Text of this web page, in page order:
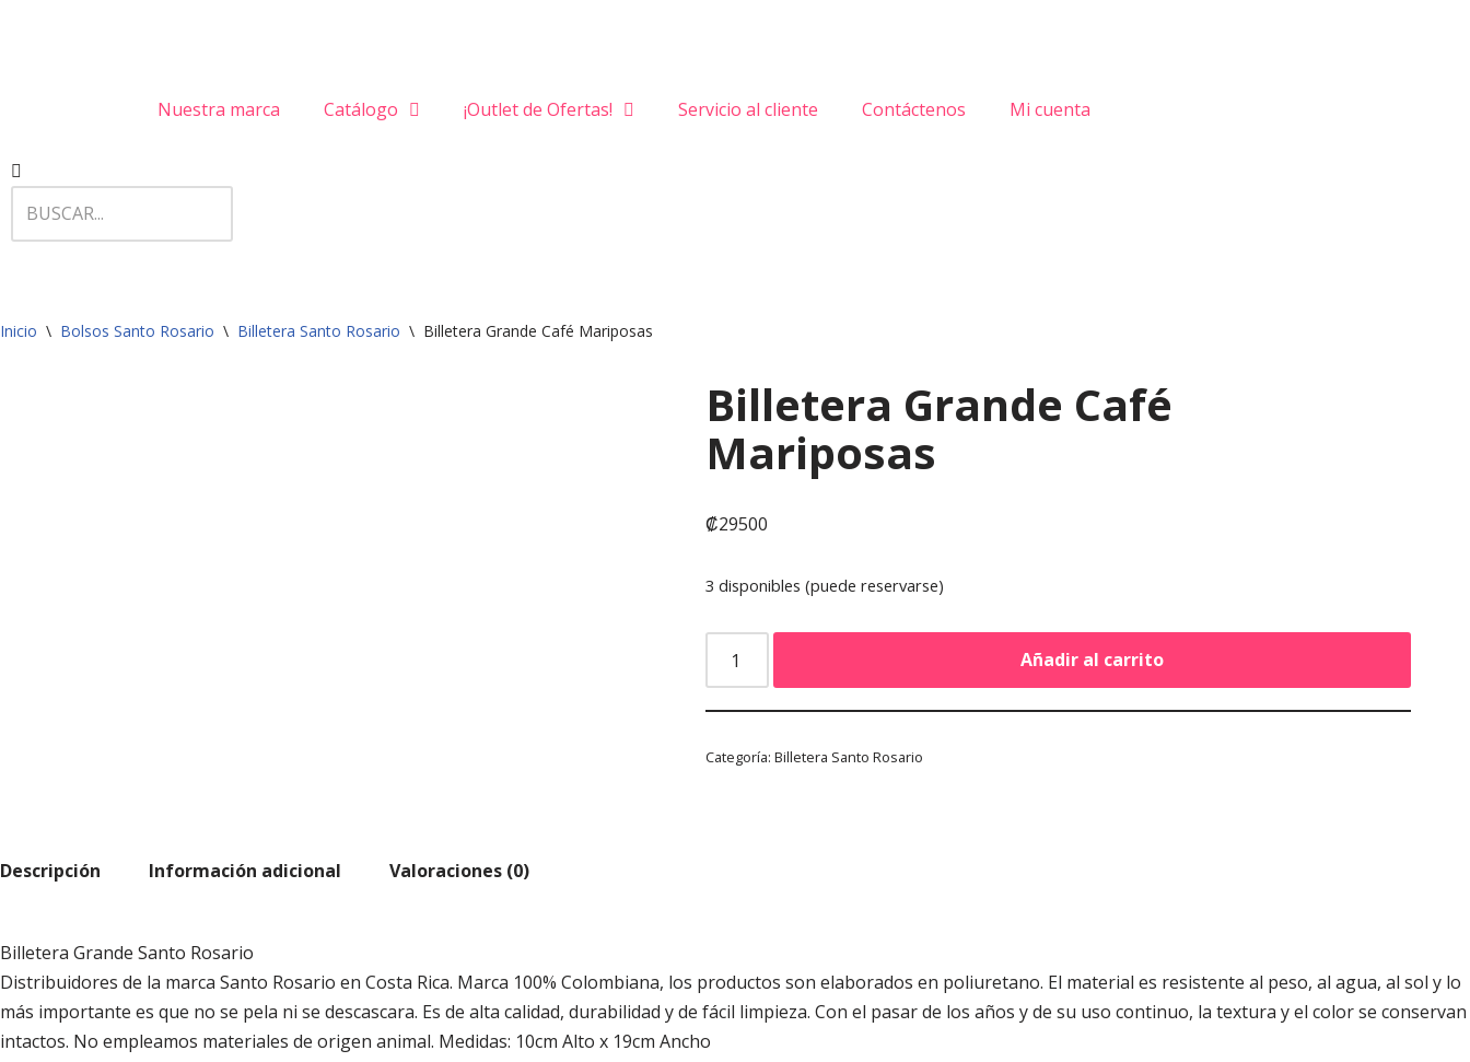
Nuestra marca Catálogo ¡Outlet de Ofertas! Servicio al cliente Contáctenos Mi cuenta
Inicio \ Bolsos Santo Rosario \ Billetera Santo Rosario \ Billetera Grande Café Mariposas
Billetera Grande Café
Mariposas
₡29500
3 disponibles (puede reservarse)
Añadir al carrito
Categoría:Billetera Santo Rosario
Descripción Información adicional Valoraciones (0)
Billetera Grande Santo Rosario
Distribuidores de la marca Santo Rosario en Costa Rica. Marca 100% Colombiana, los productos son elaborados en poliuretano. El material es resistente al peso, al agua, al sol y lo
más importante es que no se pela ni se descascara. Es de alta calidad, durabilidad y de fácil limpieza. Con el pasar de los años y de su uso continuo, la textura y el color se conservan
intactos. No empleamos materiales de origen animal. Medidas: 10cm Alto x 19cm Ancho